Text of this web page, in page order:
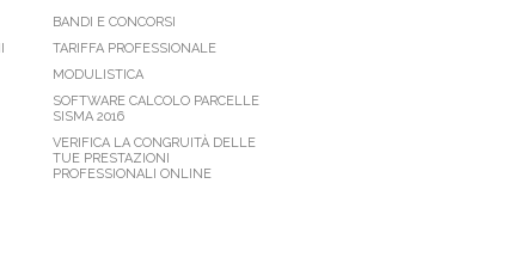
BANDI E CONCORSI
TARIFFA PROFESSIONALE
MODULISTICA
SOFTWARE CALCOLO PARCELLE
SISMA 2016
VERIFICA LA CONGRUITÀ DELLE
TUE PRESTAZIONI
PROFESSIONALI ONLINE